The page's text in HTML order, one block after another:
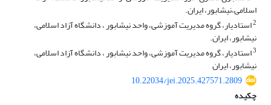
اسلامی،نیشابور، ایران.
2استادیار، گروه مدیریت آموزشی، واحد نیشابور ، دانشگاه آزاد اسلامی،
نیشابور، ایران.
3استادیار، گروه مدیریت آموزشی، واحد نیشابور ، دانشگاه آزاد اسلامی،
نیشابور، ایران
10.22034/jei.2025.427571.2809
چکیده